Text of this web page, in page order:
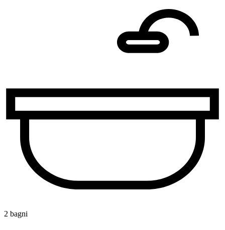
2 bagni